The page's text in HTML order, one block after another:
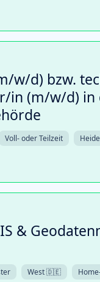
w/d) bzw.
in (m/w/d) in
Voll- oder Teilzeit Heide
&
West 🇩🇪